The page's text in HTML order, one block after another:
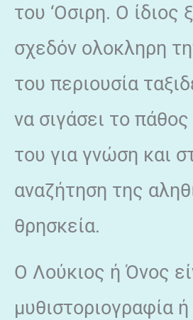
του ‘Οσιρη. Ο ίδιος
σχεδόν ολοκληρη
του περιουσία
να σιγάσει το
του για γνώση και
αναζήτηση της
θρησκεία.
Ο Λούκιος ή Όνος
μυθιστοριογραφία